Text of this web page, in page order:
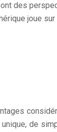
des
joue
de